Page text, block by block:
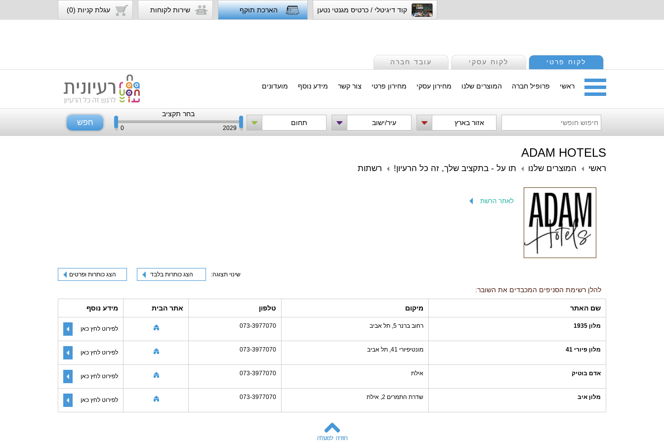
קוד דיגיטלי / כרטיס מגנטי נטען הארכת תוקף שירות לקוחות עגלת קניות (0)
לקוח פרטי לקוח עסקי עובד חברה
ראשי פרופיל חברה המוצרים שלנו מחירון עסקי מחירון פרטי צור קשר מידע נוסף מועדונים
אזור בארץ עיר/ישוב תחום
בחר תקציב
0 2029
חפש
ADAM HOTELS
ראשי המוצרים שלנו תו על - בתקציב שלך, זה כל הרעיון! רשתות
לאתר הרשת
שינוי תצוגה: הצג כותרות בלבד הצג כותרות ופרטים
להלן רשימת הסניפים המכבדים את השובר:
שם האתר מיקום טלפון אתר הבית מידע נוסף
מלון 1935 רחוב ברנר 5, תל אביב 073-3977070 לפירוט לחץ כאן
מלון פיורי 41 מונטיפיורי 41, תל אביב 073-3977070 לפירוט לחץ כאן
אדם בוטיק אילת 073-3977070 לפירוט לחץ כאן
מלון איב שדרת התמרים 2, אילת 073-3977070 לפירוט לחץ כאן